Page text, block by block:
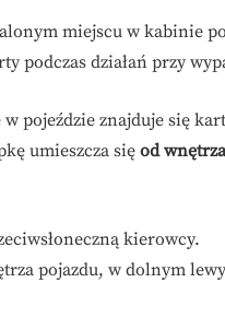
miejscu w kabinie
podczas działań przy
pojeździe znajduje się
umieszcza się od
kierowcy.
pojazdu, w dolnym